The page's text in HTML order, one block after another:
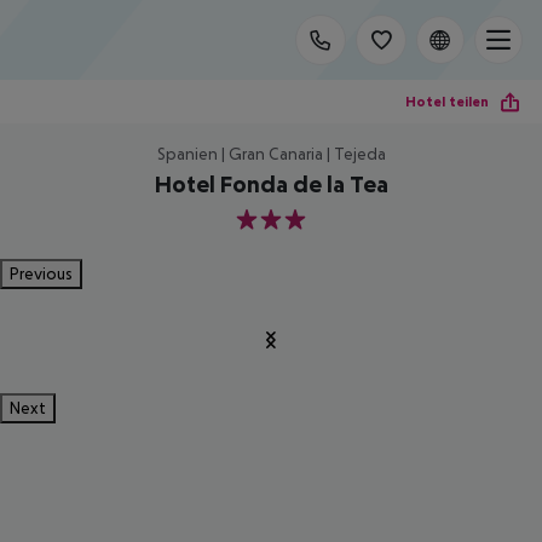
Hotel teilen
Spanien | Gran Canaria | Tejeda
Hotel Fonda de la Tea
3
Previous
Next